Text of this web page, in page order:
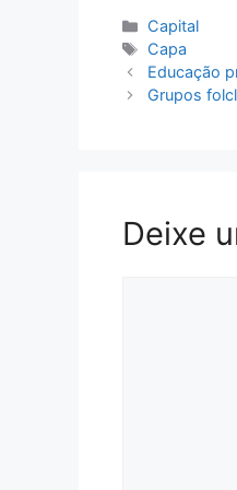
Categorias
Capital
Tags
Capa
Educação
Grupos
Deixe